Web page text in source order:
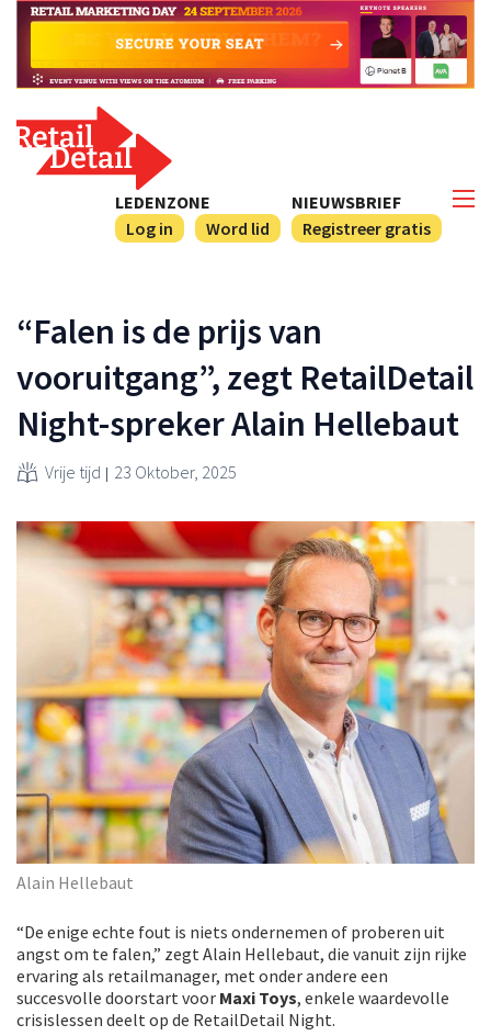
NIEUWSBRIEF
Registreer gratis
LEDENZONE
Log in
Word lid
“Falen is de prijs van
vooruitgang”, zegt RetailDetail
Night-spreker Alain Hellebaut
Vrije tijd 23 Oktober, 2025
Alain Hellebaut
“De enige echte fout is niets ondernemen of proberen uit
angst om te falen,” zegt Alain Hellebaut, die vanuit zijn rijke
ervaring als retailmanager, met onder andere een
succesvolle doorstart voor Maxi Toys, enkele waardevolle
crisislessen deelt op de RetailDetail Night.